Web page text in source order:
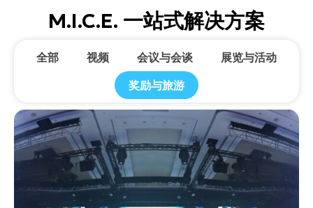
M.I.C.E. 一站式解决方案
全部 视频 会议与会谈
展览与活动
奖励与旅游